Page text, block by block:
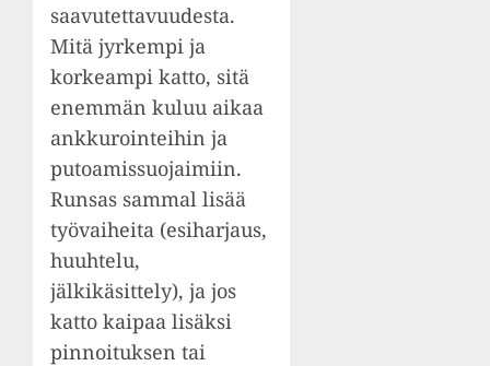
saavutettavuudesta.
Mitä jyrkempi ja
korkeampi katto, sitä
enemmän kuluu aikaa
ankkurointeihin ja
putoamissuojaimiin.
Runsas sammal lisää
työvaiheita (esiharjaus,
huuhtelu,
jälkikäsittely), ja jos
katto kaipaa lisäksi
pinnoituksen tai